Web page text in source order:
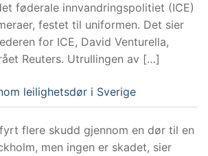
føderale innvandringspolitiet (ICE)
festet til uniformen. Det sier
for ICE, David Venturella,
Reuters. Utrullingen av […]
leilighetsdør i Sverige
flere skudd gjennom en dør til en
men ingen er skadet, sier